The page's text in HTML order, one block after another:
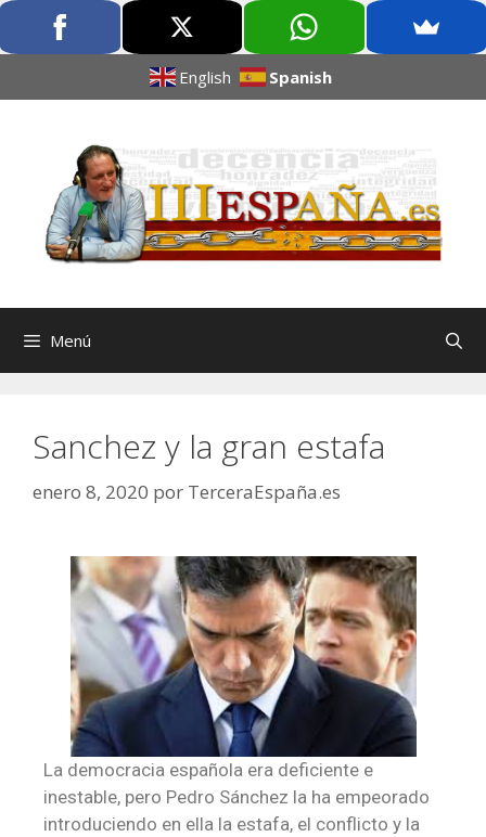
English Spanish
Menú
Sanchez y la gran estafa
enero 8, 2020 por TerceraEspaña.es
La democracia española era deficiente e
inestable, pero Pedro Sánchez la ha empeorado
introduciendo en ella la estafa, el conflicto y la